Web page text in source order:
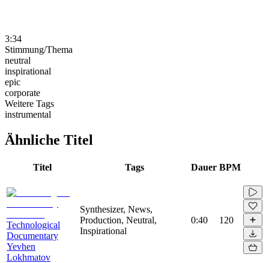
3:34
Stimmung/Thema
neutral
inspirational
epic
corporate
Weitere Tags
instrumental
Ähnliche Titel
Titel Tags Dauer BPM
Technological
Documentary
Yevhen
Lokhmatov
Synthesizer, News,
Production, Neutral,
Inspirational
0:40 120